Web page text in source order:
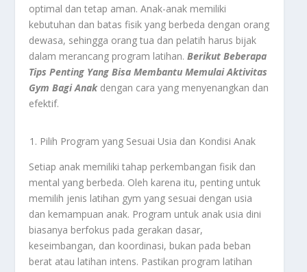
optimal dan tetap aman. Anak-anak memiliki
kebutuhan dan batas fisik yang berbeda dengan orang
dewasa, sehingga orang tua dan pelatih harus bijak
dalam merancang program latihan.Berikut Beberapa
Tips Penting Yang Bisa Membantu Memulai Aktivitas
Gym Bagi Anak dengan cara yang menyenangkan dan
efektif.
Pilih Program yang Sesuai Usia dan Kondisi Anak
Setiap anak memiliki tahap perkembangan fisik dan
mental yang berbeda. Oleh karena itu, penting untuk
memilih jenis latihan gym yang sesuai dengan usia
dan kemampuan anak. Program untuk anak usia dini
biasanya berfokus pada gerakan dasar,
keseimbangan, dan koordinasi, bukan pada beban
berat atau latihan intens. Pastikan program latihan